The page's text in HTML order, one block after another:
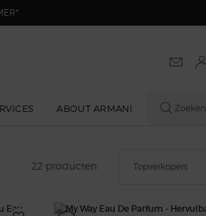
ABOUT ARMANI Zoeken
22 producten
Topverkopers